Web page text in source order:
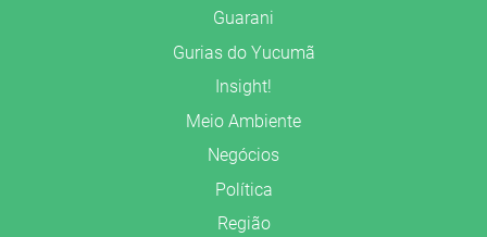
Guarani
Gurias do Yucumã
Insight!
Meio Ambiente
Negócios
Política
Região